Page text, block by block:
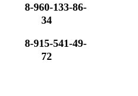
8-960-133-86-
34
8-915-541-49-
72